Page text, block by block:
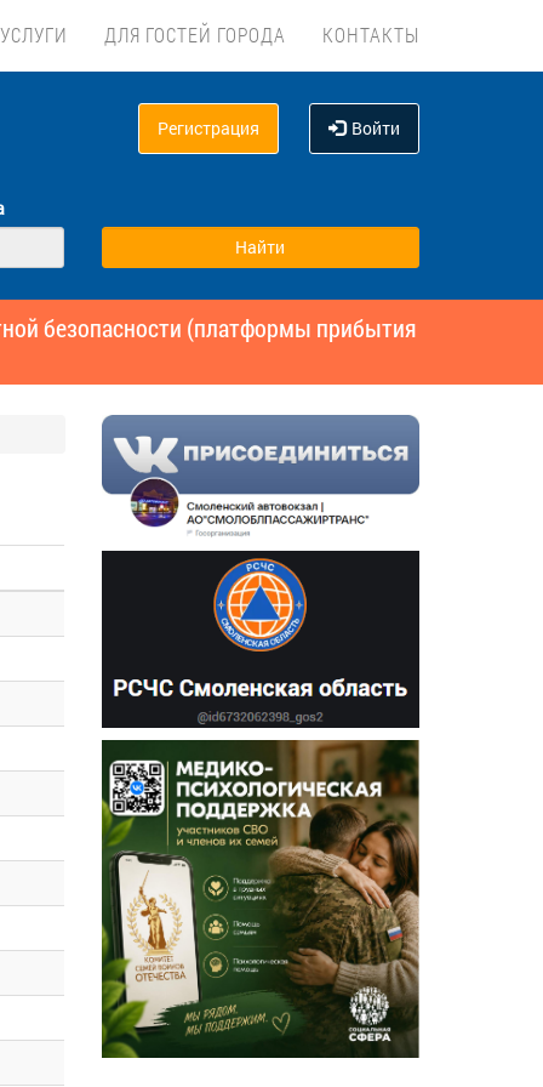
УСЛУГИ ДЛЯ ГОСТЕЙ ГОРОДА КОНТАКТЫ
Регистрация Войти
безопасности (платформы прибытия